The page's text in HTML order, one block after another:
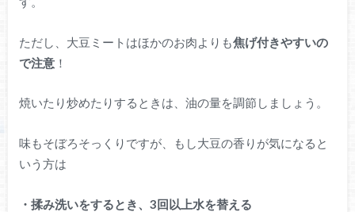
ただし、大豆ミートはほかのお肉よりも焦げ付きやすいの
で注意！
焼いたり炒めたりするときは、油の量を調節しましょう。
味もそぼろそっくりですが、もし大豆の香りが気になると
いう方は
・揉み洗いをするとき、3回以上水を替える